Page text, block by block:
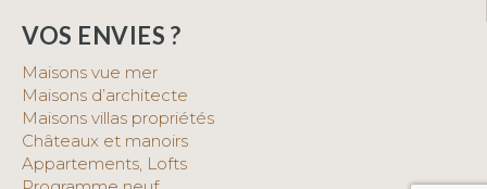
VOS ENVIES ?
Maisons vue mer
Maisons d’architecte
Maisons villas propriétés
Châteaux et manoirs
Appartements, Lofts